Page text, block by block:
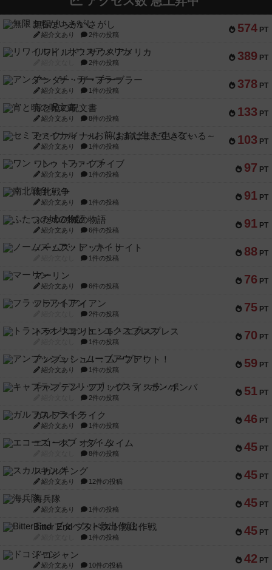
574 PT
無限まちがいさがし
紹介文あり 2件の投稿
389 PT
リワイルド：サウスアメリカ
2件の投稿
378 PT
アンダー・ザ・テーブラー
紹介文あり 1件の投稿
133 PT
宵と暁の呪文書
紹介文あり 8件の投稿
103 PT
セミファイナル ～お前はまだ生きている～
紹介文あり 1件の投稿
97 PT
ワン・トゥ・ファイブ
紹介文あり 1件の投稿
91 PT
南北戦争
紹介文あり 1件の投稿
91 PT
ふたつの城の物語
紹介文あり 6件の投稿
88 PT
ノームズ・アット・ナイト
1件の投稿
76 PT
マーリン
紹介文あり 6件の投稿
75 PT
フラットアイアン
2件の投稿
70 PT
トランスオリエント・エクスプレス
1件の投稿
59 PT
アンブッシュ！：ムーブアウト！
紹介文あり 1件の投稿
51 PT
キャプテン・フリップ：イスラ・ボンバ
2件の投稿
46 PT
ガルフストライク
紹介文あり 1件の投稿
45 PT
エコーズ・オブ・タイム
8件の投稿
45 PT
スカルキング
紹介文あり 12件の投稿
45 PT
海兵隊
紹介文あり 1件の投稿
45 PT
Bitter End ブタペスト救出作戦
1件の投稿
42 PT
ドコジャン
紹介文あり 10件の投稿